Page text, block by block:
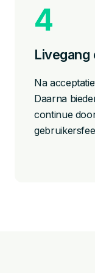
Livegang
Na
Daarna
continue